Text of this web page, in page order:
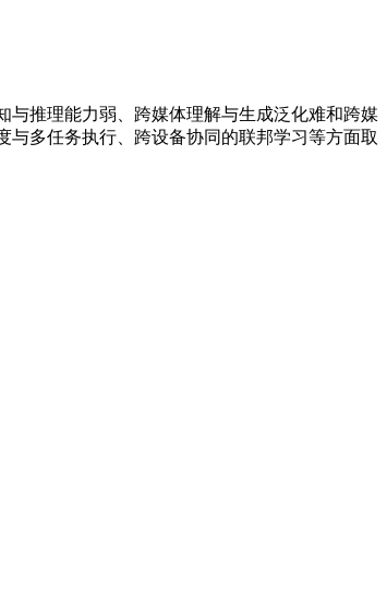
推理能力弱、跨媒体理解与生成泛化难和跨媒
多任务执行、跨设备协同的联邦学习等方面取